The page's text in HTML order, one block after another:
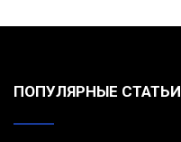
ПОПУЛЯРНЫЕ СТАТЬИ